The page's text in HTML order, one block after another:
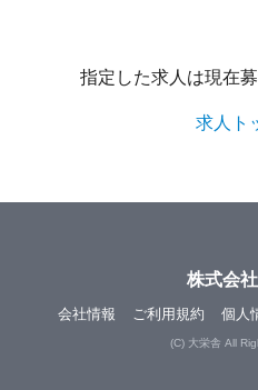
指定した求人は現在
求人ト
株式会
会社情報 ご利用規約 個人
(C) 大栄舎 All